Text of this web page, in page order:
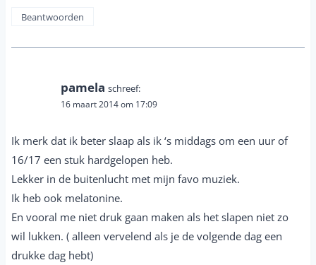
Beantwoorden
pamela schreef:
16 maart 2014 om 17:09
Ik merk dat ik beter slaap als ik ‘s middags om een uur of
16/17 een stuk hardgelopen heb.
Lekker in de buitenlucht met mijn favo muziek.
Ik heb ook melatonine.
En vooral me niet druk gaan maken als het slapen niet zo
wil lukken. ( alleen vervelend als je de volgende dag een
drukke dag hebt)